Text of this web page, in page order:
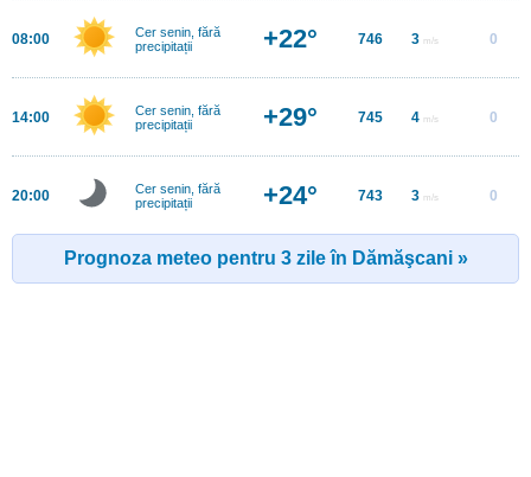
08:00
Cer senin, fără
precipitații
+22° 746 3 m/s 0
14:00
Cer senin, fără
precipitații
+29° 745 4 m/s 0
20:00
Cer senin, fără
precipitații
+24° 743 3 m/s 0
Prognoza meteo pentru 3 zile în Dămăşcani »